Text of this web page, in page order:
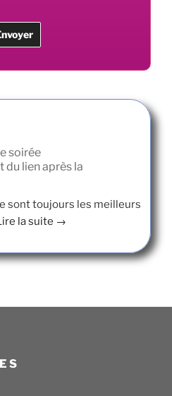
soirée
du lien après la
sont toujours les meilleurs
la suite →